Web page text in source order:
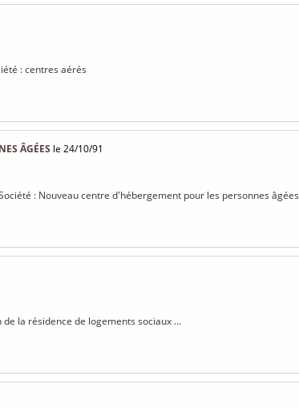
: centres aérés
ÂGÉES le 24/10/91
: Nouveau centre d'hébergement pour les personnes âgées
la résidence de logements sociaux ...